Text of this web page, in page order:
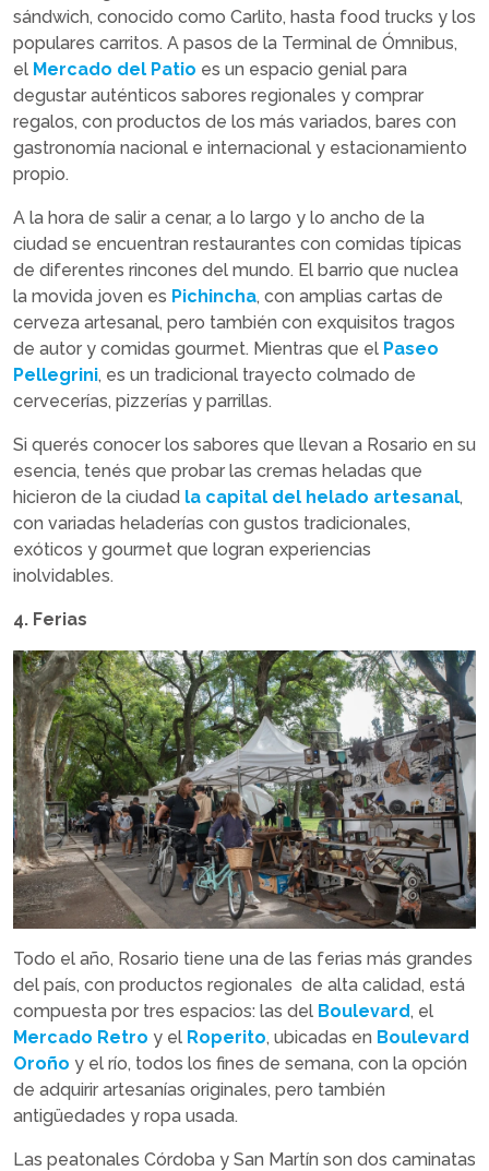
sándwich, conocido como Carlito, hasta food trucks y los
populares carritos. A pasos de la Terminal de Ómnibus,
el Mercado del Patio es un espacio genial para
degustar auténticos sabores regionales y comprar
regalos, con productos de los más variados, bares con
gastronomía nacional e internacional y estacionamiento
propio.
A la hora de salir a cenar, a lo largo y lo ancho de la
ciudad se encuentran restaurantes con comidas típicas
de diferentes rincones del mundo. El barrio que nuclea
la movida joven es Pichincha, con amplias cartas de
cerveza artesanal, pero también con exquisitos tragos
de autor y comidas gourmet. Mientras que el Paseo
Pellegrini, es un tradicional trayecto colmado de
cervecerías, pizzerías y parrillas.
Si querés conocer los sabores que llevan a Rosario en su
esencia, tenés que probar las cremas heladas que
hicieron de la ciudad la capital del helado artesanal,
con variadas heladerías con gustos tradicionales,
exóticos y gourmet que logran experiencias
inolvidables.
4. Ferias
Todo el año, Rosario tiene una de las ferias más grandes
del país, con productos regionales de alta calidad, está
compuesta por tres espacios: las del Boulevard, el
Mercado Retro y el Roperito, ubicadas en Boulevard
Oroño y el río, todos los fines de semana, con la opción
de adquirir artesanías originales, pero también
antigüedades y ropa usada.
Las peatonales Córdoba y San Martín son dos caminatas